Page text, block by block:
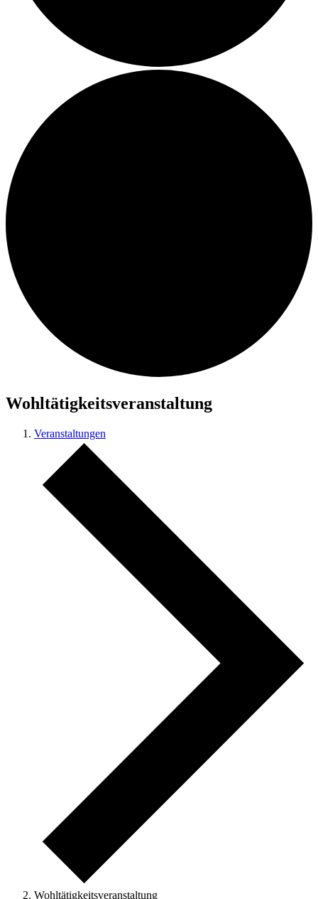
Wohltätigkeitsveranstaltung
Veranstaltungen
Wohltätigkeitsveranstaltung